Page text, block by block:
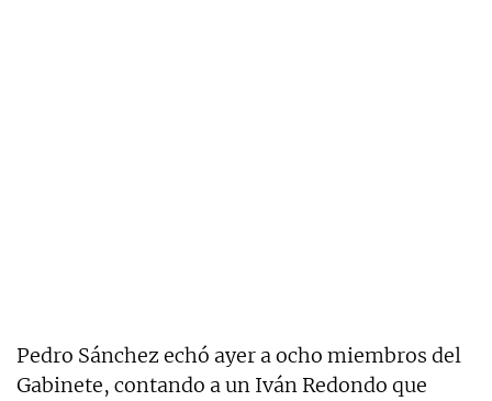
Pedro Sánchez echó ayer a ocho miembros del
Gabinete, contando a un Iván Redondo que